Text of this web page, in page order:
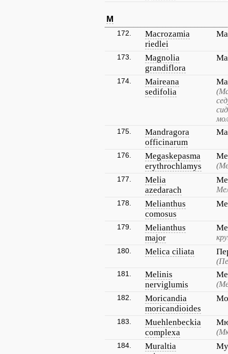
M
172.
Macrozamia
riedlei
173.
Magnolia
grandiflora
174.
Maireana
sedifolia
175.
Mandragora
officinarum
176.
Megaskepasma
erythrochlamys
177.
Melia
azedarach
178.
Melianthus
comosus
179.
Melianthus
major
180. Melica ciliata
181.
Melinis
nerviglumis
182.
Moricandia
moricandioides
183.
Muehlenbeckia
complexa
184.
Muraltia